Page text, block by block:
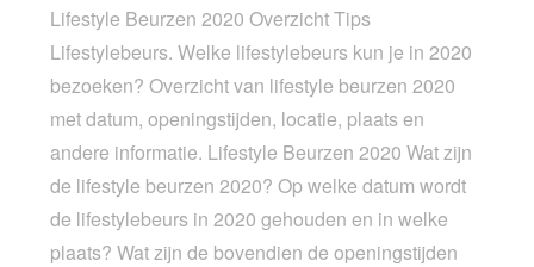
Lifestyle Beurzen 2020 Overzicht Tips
Lifestylebeurs. Welke lifestylebeurs kun je in 2020
bezoeken? Overzicht van lifestyle beurzen 2020
met datum, openingstijden, locatie, plaats en
andere informatie. Lifestyle Beurzen 2020 Wat zijn
de lifestyle beurzen 2020? Op welke datum wordt
de lifestylebeurs in 2020 gehouden en in welke
plaats? Wat zijn de bovendien de openingstijden